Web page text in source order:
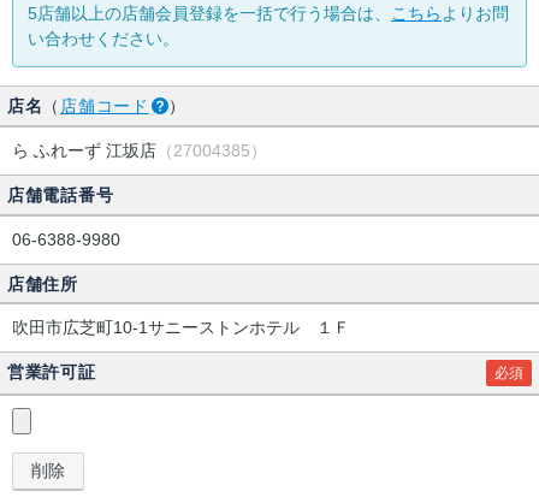
5店舗以上の店舗会員登録を一括で行う場合は、 こちら よりお問
い合わせください。
店名 （ 店舗コード ）
ら ふれーず 江坂店 （27004385）
店舗電話番号
06-6388-9980
店舗住所
吹田市広芝町10-1サニーストンホテル １Ｆ
営業許可証 必須